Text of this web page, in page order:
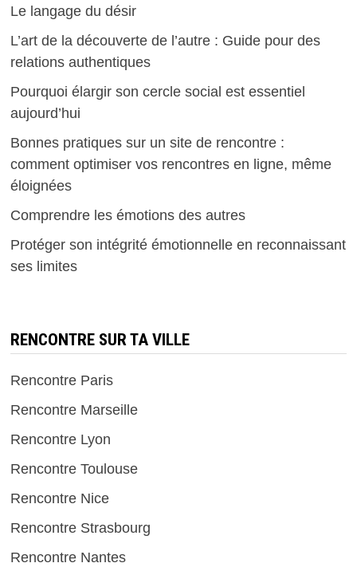
Le langage du désir
L’art de la découverte de l’autre : Guide pour des
relations authentiques
Pourquoi élargir son cercle social est essentiel
aujourd’hui
Bonnes pratiques sur un site de rencontre :
comment optimiser vos rencontres en ligne, même
éloignées
Comprendre les émotions des autres
Protéger son intégrité émotionnelle en reconnaissant
ses limites
RENCONTRE SUR TA VILLE
Rencontre Paris
Rencontre Marseille
Rencontre Lyon
Rencontre Toulouse
Rencontre Nice
Rencontre Strasbourg
Rencontre Nantes